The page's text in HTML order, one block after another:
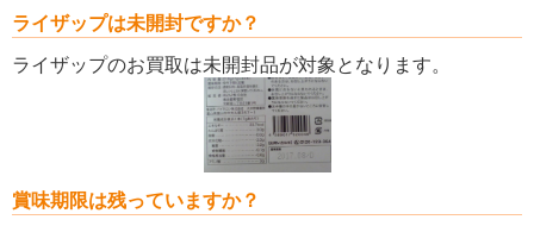
ライザップは未開封ですか？
ライザップのお買取は未開封品が対象となります。
賞味期限は残っていますか？